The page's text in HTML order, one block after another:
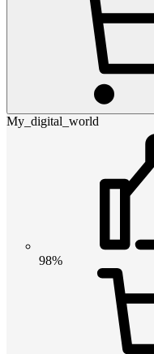
My_digital_world
98%